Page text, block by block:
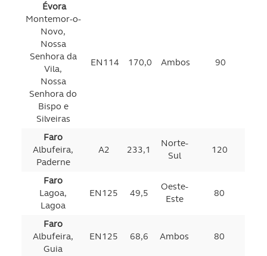
Évora
Montemor-o-
Novo,
Nossa
Senhora da
Vila,
Nossa
Senhora do
Bispo e
Silveiras
EN114 170,0 Ambos 90
Faro
Albufeira,
Paderne
A2 233,1
Norte-
Sul
120
Faro
Lagoa,
Lagoa
EN125 49,5
Oeste-
Este
80
Faro
Albufeira,
Guia
EN125 68,6 Ambos 80